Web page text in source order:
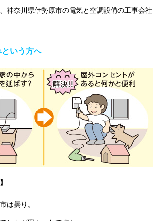
神奈川県伊勢原市の電気と空調設備の工事会社
いう方へ
は曇り。